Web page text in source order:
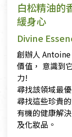
白松精油的
緩身心
Divine
創辦人
價值， 意識到
力!
尋找該領域最
尋找這些珍貴
有機的健康解
及化妝品。